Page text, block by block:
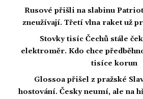
Rusové přišli na slabinu
zneužívají. Třetí vlna raket už
Stovky tisíc Čechů stále
elektroměr. Kdo chce
tisíce korun
Glossoa přišel z pražské
hostování. Česky neumí, ale na